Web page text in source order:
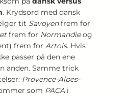
. Krydsord med dansk
tit Savoyenfrem for
frem for Normandieog
frem for Artois. Hvis
passer på den ene
anden. Samme trick
Provence-Alpes-
som PACA i